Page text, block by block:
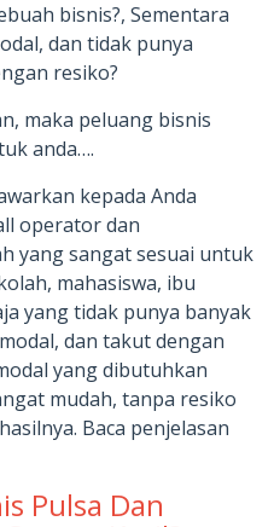
bisnis?, Sementara
dan tidak punya
resiko?
maka peluang bisnis
anda….
kepada Anda
operator dan
yang sangat sesuai untuk
mahasiswa, ibu
yang tidak punya banyak
dan takut dengan
yang dibutuhkan
mudah, tanpa resiko
Baca penjelasan
Pulsa Dan